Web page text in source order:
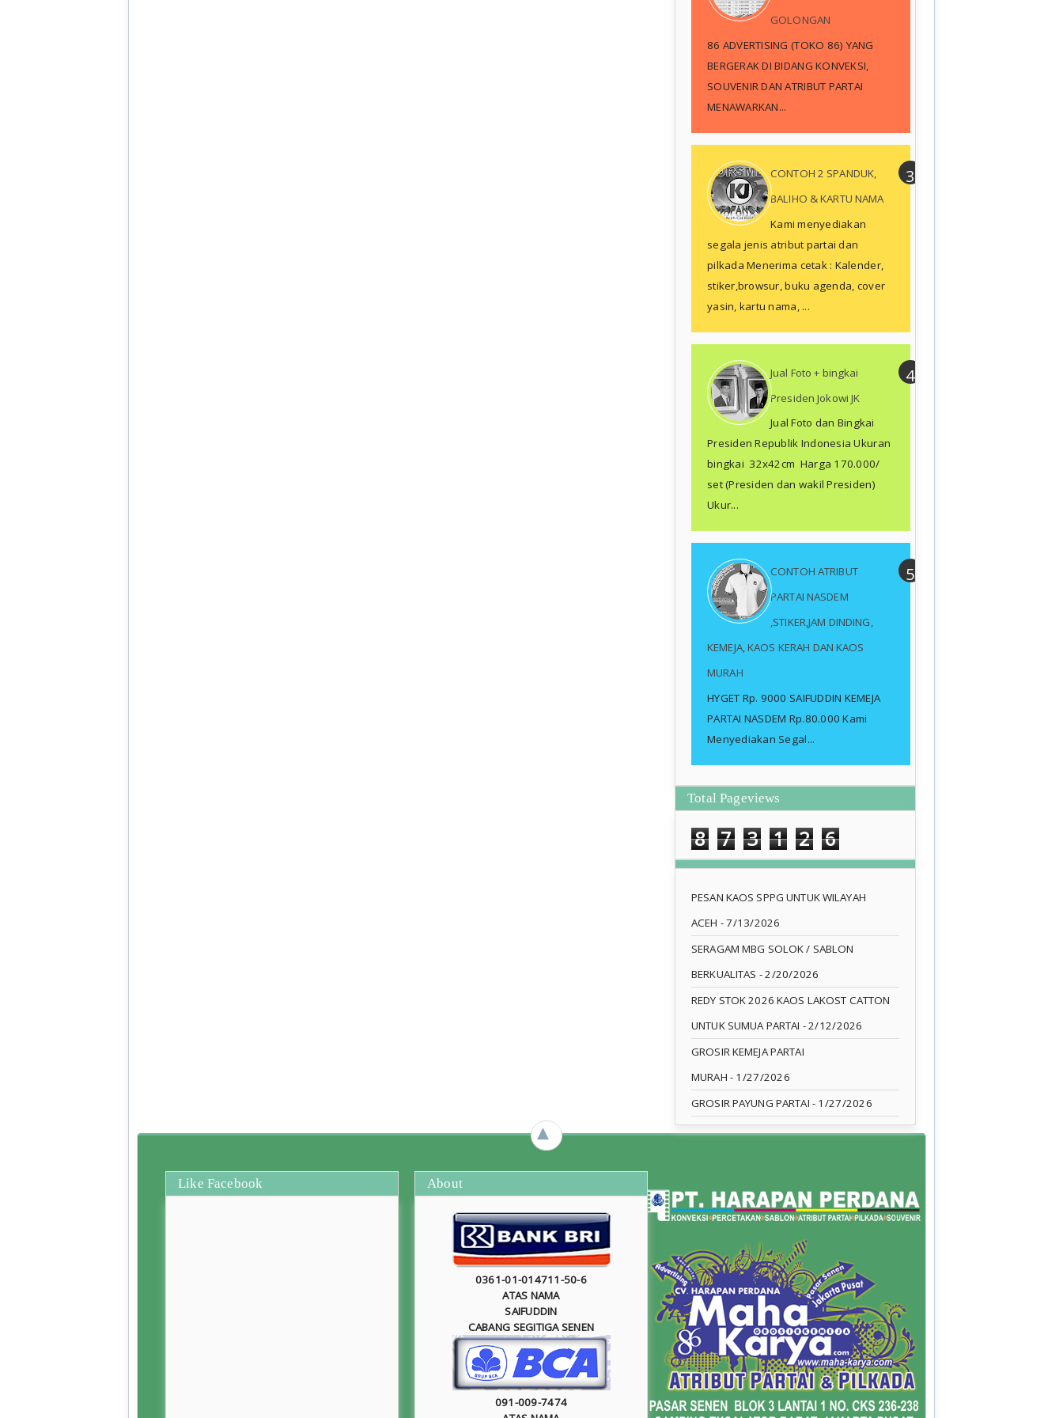
GOLONGAN
86 ADVERTISING (TOKO 86) YANG
BERGERAK DI BIDANG KONVEKSI,
SOUVENIR DAN ATRIBUT PARTAI
MENAWARKAN...
CONTOH 2 SPANDUK,
BALIHO & KARTU NAMA
Kami menyediakan
segala jenis atribut partai dan
pilkada Menerima cetak : Kalender,
stiker,browsur, buku agenda, cover
yasin, kartu nama, ...
Jual Foto + bingkai
Presiden Jokowi JK
Jual Foto dan Bingkai
Presiden Republik Indonesia Ukuran
bingkai 32x42cm Harga 170.000/
set (Presiden dan wakil Presiden)
Ukur...
CONTOH ATRIBUT
PARTAI NASDEM
,STIKER,JAM DINDING,
KEMEJA, KAOS KERAH DAN KAOS
MURAH
HYGET Rp. 9000 SAIFUDDIN KEMEJA
PARTAI NASDEM Rp.80.000 Kami
Menyediakan Segal...
Total Pageviews
8 7 3 1 2 6
PESAN KAOS SPPG UNTUK WILAYAH
ACEH - 7/13/2026
SERAGAM MBG SOLOK / SABLON
BERKUALITAS - 2/20/2026
REDY STOK 2026 KAOS LAKOST CATTON
UNTUK SUMUA PARTAI - 2/12/2026
GROSIR KEMEJA PARTAI
MURAH - 1/27/2026
GROSIR PAYUNG PARTAI - 1/27/2026
►
Like Facebook About
0361-01-014711-50-6
ATAS NAMA
SAIFUDDIN
CABANG SEGITIGA SENEN
091-009-7474